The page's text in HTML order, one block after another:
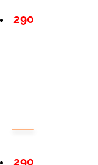
290
290